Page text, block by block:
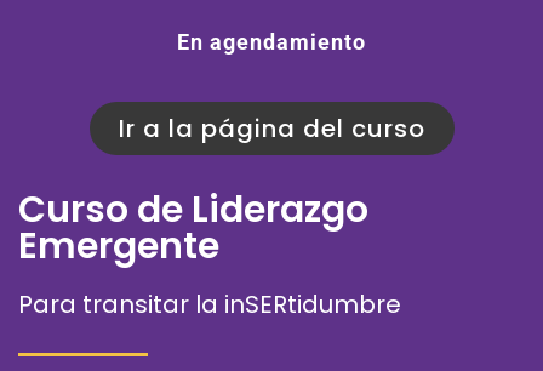
En agendamiento
Ir a la página del curso
Curso de Liderazgo
Emergente
Para transitar la inSERtidumbre